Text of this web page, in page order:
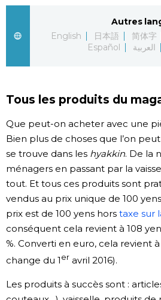
Séries
Personnages
Vidéos
Tokyo
Autres
English
日本語 简体字
Español
العربية
Tous les produits du
Que peut-on acheter avec une
Bien plus de choses que l’on
se trouve dans les hyakkin. De la
ménagers en passant par la
tout. Et tous ces produits sont
vendus au prix unique de 100
prix est de 100 yens hors taxe sur
conséquent cela revient à 108
%. Converti en euro, cela revient
change du 1 er avril 2016).
Les produits à succès sont :